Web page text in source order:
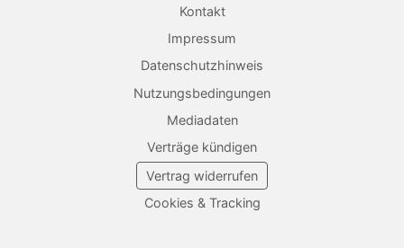
Kontakt
Impressum
Datenschutzhinweis
Nutzungsbedingungen
Mediadaten
Verträge kündigen
Vertrag widerrufen
Cookies & Tracking